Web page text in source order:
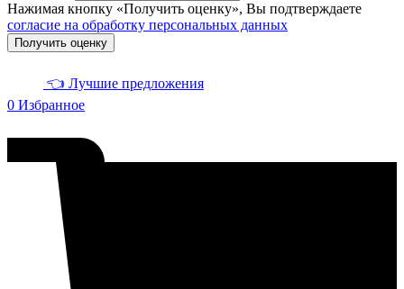
Нажимая кнопку «Получить оценку», Вы подтверждаете
согласие на обработку персональных данных
Получить оценку
👈 Лучшие предложения
0 Избранное